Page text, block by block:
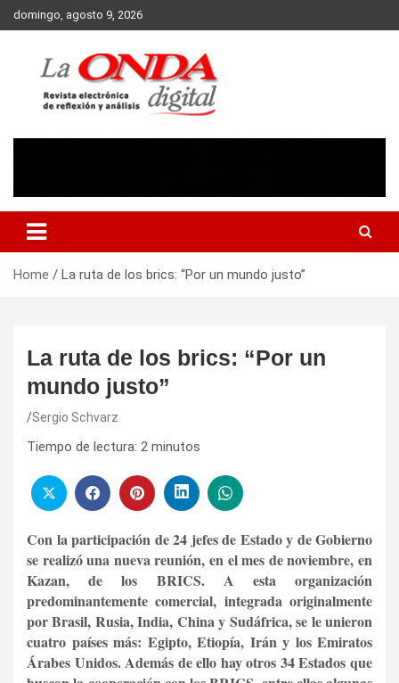
Skip
to
domingo, agosto 9, 2026
Home La ruta de los brics: “Por un mundo justo”
La ruta de los brics: “Por un
mundo justo”
Sergio Schvarz
Tiempo de lectura: 2 minutos
Con la participación de 24 jefes de Estado y de Gobierno
se realizó una nueva reunión, en el mes de noviembre, en
Kazan, de los BRICS. A esta organización
predominantemente comercial, integrada originalmente
por Brasil, Rusia, India, China y Sudáfrica, se le unieron
cuatro países más: Egipto, Etiopía, Irán y los Emiratos
Árabes Unidos. Además de ello hay otros 34 Estados que